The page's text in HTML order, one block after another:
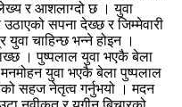
र आशलाग्दो छ । युवा
सपना देख्छ र जिम्मेवारी
युवा चाहिन्छ भन्ने होइन ।
। पुष्पलाल युवा भएकै बेला
युवा भएकै बेला पुष्पलाल
सहज नेतृत्व गर्नुभयो । मदन